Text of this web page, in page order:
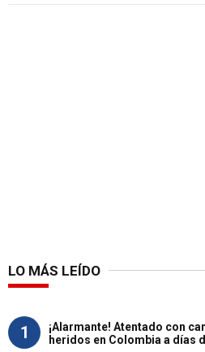
LO MÁS LEÍDO
1
¡Alarmante! Atentado con
heridos en Colombia a días